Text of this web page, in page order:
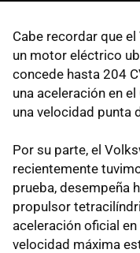
Cabe recordar que
un motor eléctrico
concede hasta 204
una aceleración en
una velocidad punta
Por su parte, el
recientemente
prueba, desempeña
propulsor
aceleración oficial
velocidad máxima